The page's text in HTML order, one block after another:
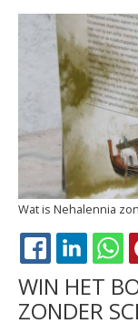
Wat is Nehalennia
WIN HET
ZONDER